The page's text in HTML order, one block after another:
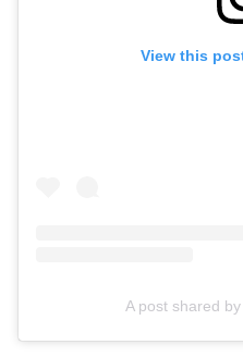
View this
A post shared